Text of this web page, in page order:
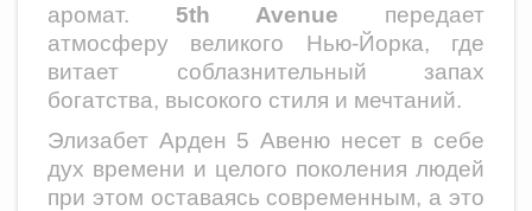
аромат. 5th Avenue передает
атмосферу великого Нью-Йорка, где
витает соблазнительный запах
богатства, высокого стиля и мечтаний.
Элизабет Арден 5 Авеню несет в себе
дух времени и целого поколения людей
при этом оставаясь современным, а это